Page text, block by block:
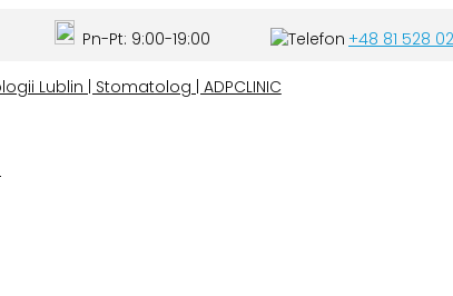
Pn-Pt: 9:00-19:00 +48 81 528